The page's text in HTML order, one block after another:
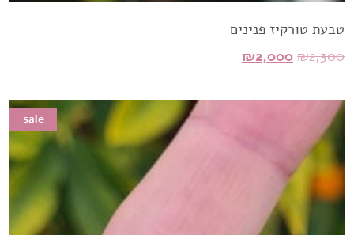
טבעת טורקיז פנינים
₪2,300
המחיר
היה:
₪2,000
המחיר
הוא:
sale
sale